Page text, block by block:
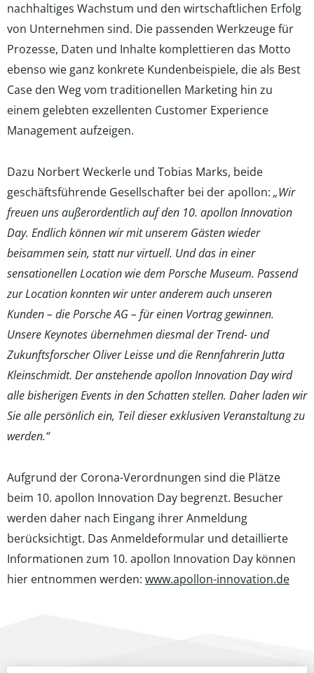
nachhaltiges Wachstum und den wirtschaftlichen Erfolg
von Unternehmen sind. Die passenden Werkzeuge für
Prozesse, Daten und Inhalte komplettieren das Motto
ebenso wie ganz konkrete Kundenbeispiele, die als Best
Case den Weg vom traditionellen Marketing hin zu
einem gelebten exzellenten Customer Experience
Management aufzeigen.
Dazu Norbert Weckerle und Tobias Marks, beide
geschäftsführende Gesellschafter bei der apollon: „Wir
freuen uns außerordentlich auf den 10. apollon Innovation
Day. Endlich können wir mit unserem Gästen wieder
beisammen sein, statt nur virtuell. Und das in einer
sensationellen Location wie dem Porsche Museum. Passend
zur Location konnten wir unter anderem auch unseren
Kunden – die Porsche AG – für einen Vortrag gewinnen.
Unsere Keynotes übernehmen diesmal der Trend- und
Zukunftsforscher Oliver Leisse und die Rennfahrerin Jutta
Kleinschmidt. Der anstehende apollon Innovation Day wird
alle bisherigen Events in den Schatten stellen. Daher laden wir
Sie alle persönlich ein, Teil dieser exklusiven Veranstaltung zu
werden.“
Aufgrund der Corona-Verordnungen sind die Plätze
beim 10. apollon Innovation Day begrenzt. Besucher
werden daher nach Eingang ihrer Anmeldung
berücksichtigt. Das Anmeldeformular und detaillierte
Informationen zum 10. apollon Innovation Day können
hier entnommen werden: www.apollon-innovation.de